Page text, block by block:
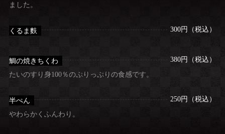
ました。
くるま麩 300円（税込）
鯛の焼きちくわ
たいのすり身100％のぷりっぷりの食感です。
380円（税込）
半ぺん
やわらかくふんわり。
250円（税込）